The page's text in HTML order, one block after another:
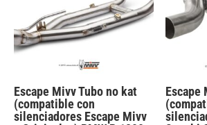
Escape Mivv Tubo no kat
(compatible con
silenciadores Escape Mivv
Escape